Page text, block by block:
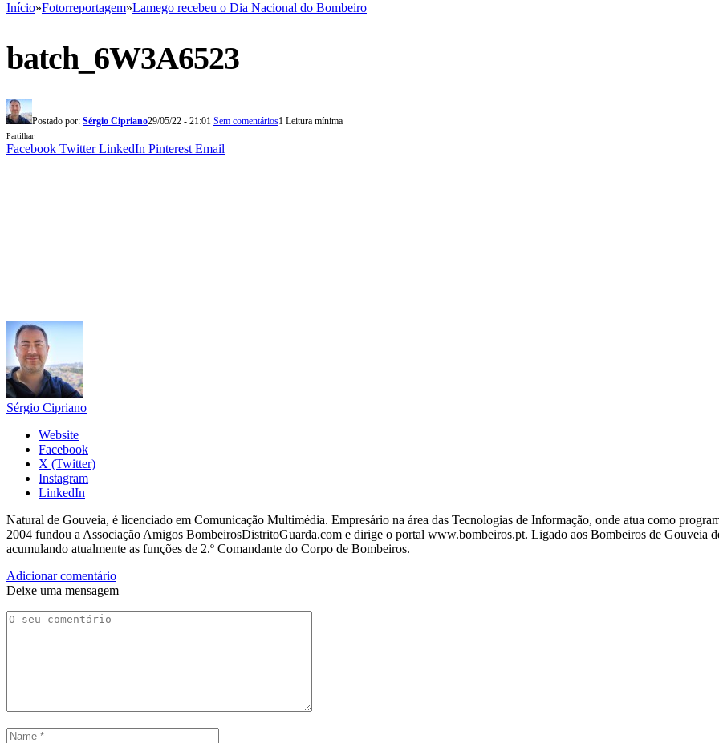
Início»Fotorreportagem»Lamego recebeu o Dia Nacional do Bombeiro
batch_6W3A6523
Postado por: Sérgio Cipriano29/05/22 - 21:01 Sem comentários1 Leitura mínima
Partilhar
Facebook Twitter LinkedIn Pinterest Email
Sérgio Cipriano
Website
Facebook
X (Twitter)
Instagram
LinkedIn
Natural de Gouveia, é licenciado em Comunicação Multimédia. Empresário na área das Tecnologias de Informação, onde atua como
2004 fundou a Associação Amigos BombeirosDistritoGuarda.com e dirige o portal www.bombeiros.pt. Ligado aos Bombeiros de Gouveia
acumulando atualmente as funções de 2.º Comandante do Corpo de Bombeiros.
Adicionar comentário
Deixe uma mensagem